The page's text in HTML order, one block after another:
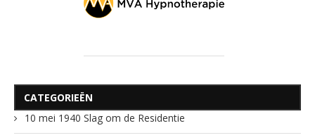
CATEGORIEËN
10 mei 1940 Slag om de Residentie